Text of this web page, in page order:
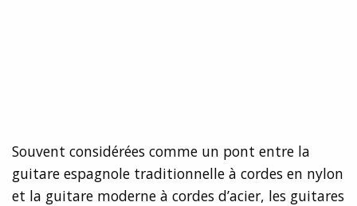
Souvent considérées comme un pont entre la
guitare espagnole traditionnelle à cordes en nylon
et la guitare moderne à cordes d’acier, les guitares